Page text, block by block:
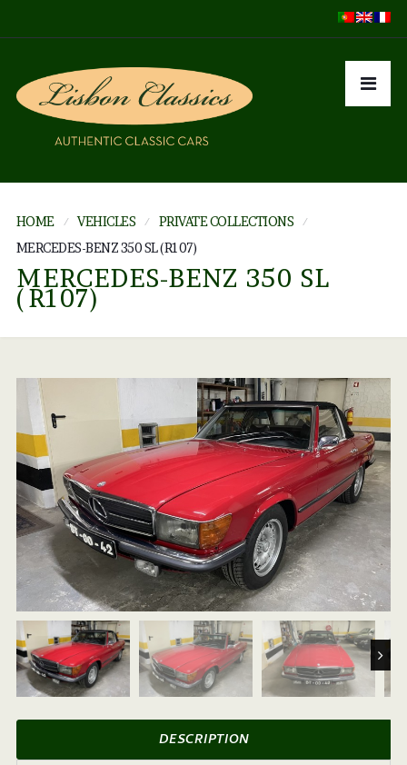
HOME VEHICLES
PRIVATE COLLECTIONS
MERCEDES-BENZ 350 SL (R107)
MERCEDES-BENZ 350 SL
(R107)
DESCRIPTION